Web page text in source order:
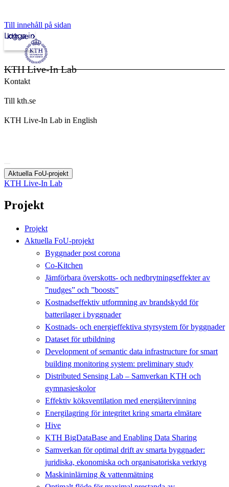
Till innehåll på sidan
kth.se
Logga in
KTH Live-In Lab
Kontakt
Till kth.se
KTH Live-In Lab in English
Aktuella FoU-projekt
KTH Live-In Lab
Projekt
Projekt
Aktuella FoU-projekt
Byggnader post corona
Co-Kitchen
Jämförbara överskotts- och nedbrytningseffekter av
”nudges” och ”boosts”
Kostnadseffektiv utformning av brandskydd för
batterilager i byggnader
Kostnads- och energieffektiva styrsystem för byggnader
Dataset för utbildning
Development of semantic data infrastructure for smart
building monitoring system: preliminary study
Distributed Sensing Lab – Samverkan KTH och
gymnasieskolor
Effektiv köksventilation med energiåtervinning
Energilagring för integritet kring smarta elmätare
Hive
KTH BigDataBase and Enabling Data Sharing
Samverkan för optimal drift av smarta byggnader:
juridiska, ekonomiska och organisatoriska verktyg
Maskininlärning & vattenmätning